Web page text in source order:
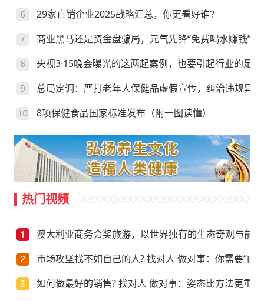
29家直销企业2025战略汇总，你更看好谁？
商业黑马还是资金盘骗局，元气先锋“免费喝水赚钱”靠
央视3·15晚会曝光的这两起案例，也要引起行业的足
总局定调：严打老年人保健品虚假宣传，纠治违规异
8项保健食品国家标准发布（附一图读懂）
热门视频
澳大利亚商务会奖旅游，以世界独有的生态奇观与前
市场攻坚找不如自己的人? 找对人 做对事：你需要“向
如何做最好的销售? 找对人 做对事：姿态比方法更重要!